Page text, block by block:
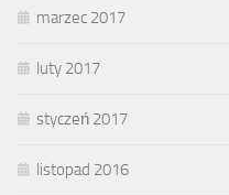
marzec 2017
luty 2017
styczeń 2017
listopad 2016